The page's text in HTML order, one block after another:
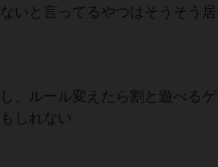
いと言ってるやつはそうそう居
、ルール変えたら割と遊べる
しれない